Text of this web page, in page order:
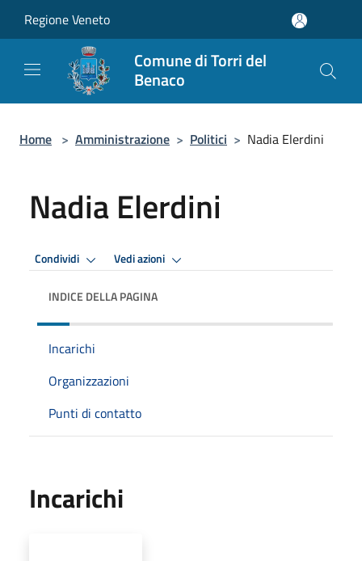
Regione Veneto
Comune di Torri del
Benaco
Home > Amministrazione > Politici > Nadia Elerdini
Nadia Elerdini
Condividi Vedi azioni
INDICE DELLA PAGINA
Incarichi
Organizzazioni
Punti di contatto
Incarichi